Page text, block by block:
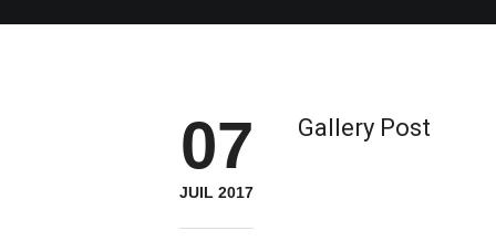
07
JUIL 2017
Gallery Post